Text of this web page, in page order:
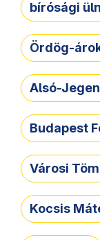
bírósági
Ördög-
Alsó-
Budapest
Városi
Kocsis